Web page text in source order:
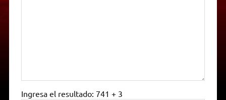
Ingresa el resultado: 741 + 3